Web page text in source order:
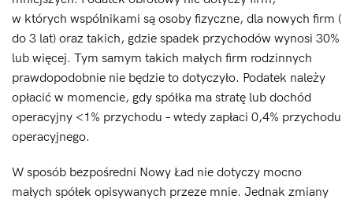
w których wspólnikami są osoby fizyczne, dla nowych firm (
do 3 lat) oraz takich, gdzie spadek przychodów wynosi 30%
lub więcej. Tym samym takich małych firm rodzinnych
prawdopodobnie nie będzie to dotyczyło. Podatek należy
opłacić w momencie, gdy spółka ma stratę lub dochód
operacyjny <1% przychodu – wtedy zapłaci 0,4% przychodu
operacyjnego.
W sposób bezpośredni Nowy Ład nie dotyczy mocno
małych spółek opisywanych przeze mnie. Jednak zmiany